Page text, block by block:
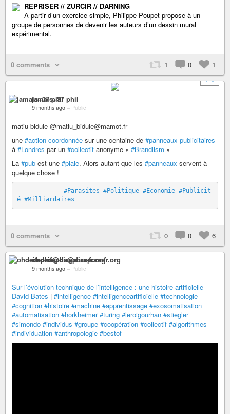
REPRISER // ZURCIR // DARNING
À partir d’un exercice simple, Philippe Poupet propose à un
groupe de personnes de devenir les auteurs d’un dessin mural
expérimental.
0 comments 1 0
1
+ 3
jamais+37 phil
9 months ago – Public
matiu bidule @matiu_bidule@mamot.fr
une #action-coordonnée sur une centaine de #panneaux-publicitaires
à #Londres par un #collectif anonyme « #Brandlism »
La #pub est une #plaie. Alors autant que les #panneaux servent à
quelque chose !
#Parasites #Politique #Economie #Publicit
é #Milliardaires
0 comments 0 0 6
ohdeifepha@diaspora-fr.org
9 months ago – Public
Sur l’évolution technique de l’intelligence : une histoire artificielle -
David Bates | #intelligence #intelligenceartificielle #technologie
#cognition #histoire #machine #apprentissage #exosomatisation
#automatisation #horkheimer #turing #leroigourhan #stiegler
#simondo #individus #groupe #coopération #collectif #algorithmes
#individuation #anthropologie #bestof